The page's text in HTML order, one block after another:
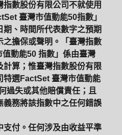
數股份有限公司不就使用
臺灣市值動能50指數」
、時間所代表數字之預期
之擔保或聲明。「臺灣指數
動能50 指數」係由臺灣
計算；惟臺灣指數股份有限
特選FactSet 臺灣市值動能
過失或其他賠償責任；且
義務將該指數中之任何錯誤
支付。任何涉及由收益平準